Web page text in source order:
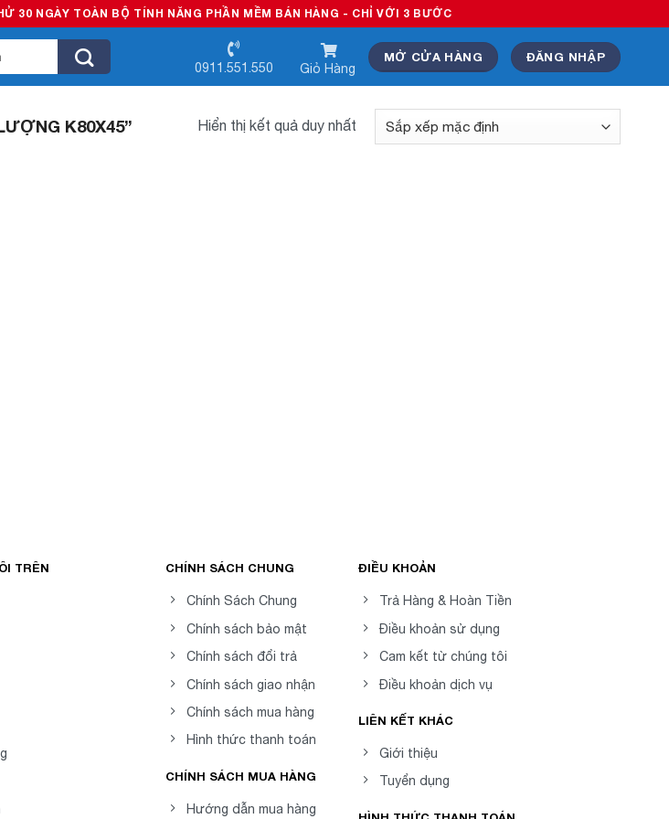
NGÀY TOÀN BỘ TÍNH NĂNG PHẦN MỀM BÁN HÀNG - CHỈ VỚI 3 BƯỚC
0911.551.550 Giỏ Hàng
MỞ CỬA HÀNG ĐĂNG NHẬP
K80X45” Hiển thị kết quả duy nhất
TRÊN CHÍNH SÁCH CHUNG
Chính Sách Chung
Chính sách bảo mật
Chính sách đổi trả
Chính sách giao nhận
Chính sách mua hàng
Hình thức thanh toán
CHÍNH SÁCH MUA HÀNG
Hướng dẫn mua hàng
ĐIỀU KHOẢN
Trả Hàng & Hoàn Tiền
Điều khoản sử dụng
Cam kết từ chúng tôi
Điều khoản dịch vụ
LIÊN KẾT KHÁC
Giới thiệu
Tuyển dụng